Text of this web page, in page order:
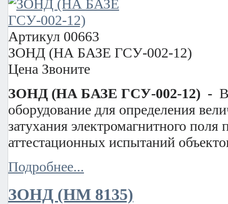
Артикул 00663
ЗОНД (НА БАЗЕ ГСУ-002-12)
Цена Звоните
ЗОНД (НА БАЗЕ ГСУ-002-12) -
оборудование для определения
затухания электромагнитного поля
аттестационных испытаний
Подробнее...
ЗОНД (HM 8135)